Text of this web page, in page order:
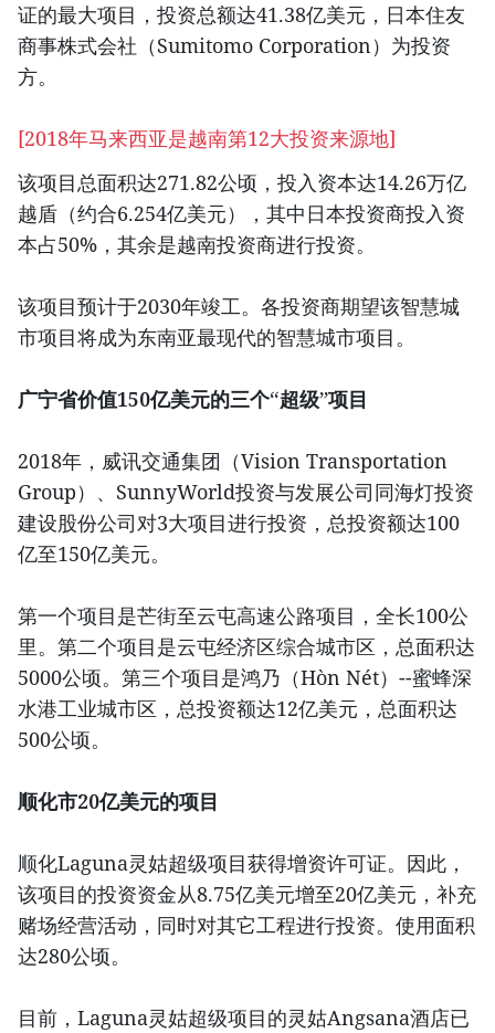
证的最大项目，投资总额达41.38亿美元，日本住友
商事株式会社（Sumitomo Corporation）为投资
方。
[2018年马来西亚是越南第12大投资来源地]
该项目总面积达271.82公顷，投入资本达14.26万亿
越盾（约合6.254亿美元），其中日本投资商投入资
本占50%，其余是越南投资商进行投资。
该项目预计于2030年竣工。各投资商期望该智慧城
市项目将成为东南亚最现代的智慧城市项目。
广宁省价值150亿美元的三个“超级”项目
2018年，威讯交通集团（Vision Transportation
Group）、SunnyWorld投资与发展公司同海灯投资
建设股份公司对3大项目进行投资，总投资额达100
亿至150亿美元。
第一个项目是芒街至云屯高速公路项目，全长100公
里。第二个项目是云屯经济区综合城市区，总面积达
5000公顷。第三个项目是鸿乃（Hòn Nét）--蜜蜂深
水港工业城市区，总投资额达12亿美元，总面积达
500公顷。
顺化市20亿美元的项目
顺化Laguna灵姑超级项目获得增资许可证。因此，
该项目的投资资金从8.75亿美元增至20亿美元，补充
赌场经营活动，同时对其它工程进行投资。使用面积
达280公顷。
目前，Laguna灵姑超级项目的灵姑Angsana酒店已